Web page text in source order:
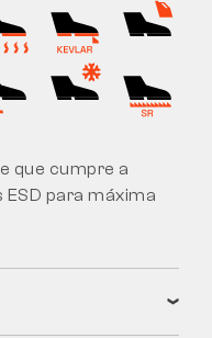
que cumpre a
para máxima